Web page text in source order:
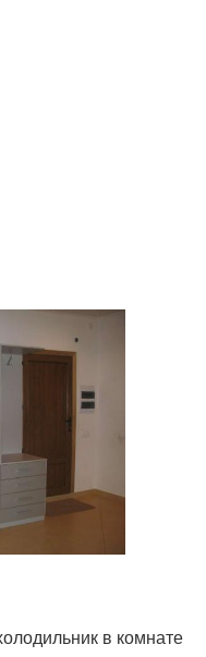
в комнате